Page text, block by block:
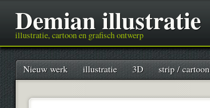
Demian illustratie
illustratie, cartoon en grafisch ontwerp
Main menu
SkipNieuw werk illustratie 3D strip / cartoon